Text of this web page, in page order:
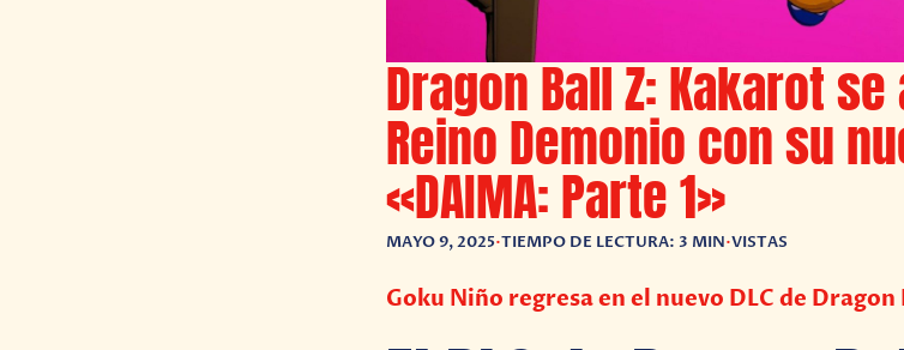
Dragon Ball Z: Kakarot
Reino Demonio con su
«DAIMA: Parte 1»
MAYO 9, 2025•TIEMPO DE LECTURA: 3 MIN•VISTAS
Goku Niño regresa en el nuevo DLC de